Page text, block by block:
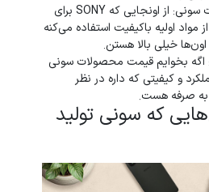
طول عمر بالای محصولات سونی: از اونجایی که SONY برای
اولیه باکیفیت استفاده می‌کنه
خیلی بالا هستن.
: اگه بخوایم قیمت محصولات سونی
و کیفیتی که داره در نظر
به صرفه هست.
که سونی تولید